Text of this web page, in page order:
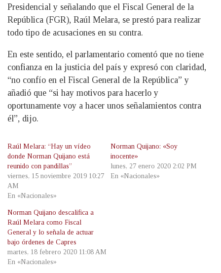
Presidencial y señalando que el Fiscal General de la
República (FGR), Raúl Melara, se prestó para realizar
todo tipo de acusaciones en su contra.
En este sentido, el parlamentario comentó que no tiene
confianza en la justicia del país y expresó con claridad,
“no confío en el Fiscal General de la República” y
añadió que “si hay motivos para hacerlo y
oportunamente voy a hacer unos señalamientos contra
él”, dijo.
Raúl Melara: “Hay un vídeo
donde Norman Quijano está
reunido con pandillas”
viernes, 15 noviembre 2019 10:27
AM
En «Nacionales»
Norman Quijano: «Soy
inocente»
lunes, 27 enero 2020 2:02 PM
En «Nacionales»
Norman Quijano descalifica a
Raúl Melara como Fiscal
General y lo señala de actuar
bajo órdenes de Capres
martes, 18 febrero 2020 11:08 AM
En «Nacionales»